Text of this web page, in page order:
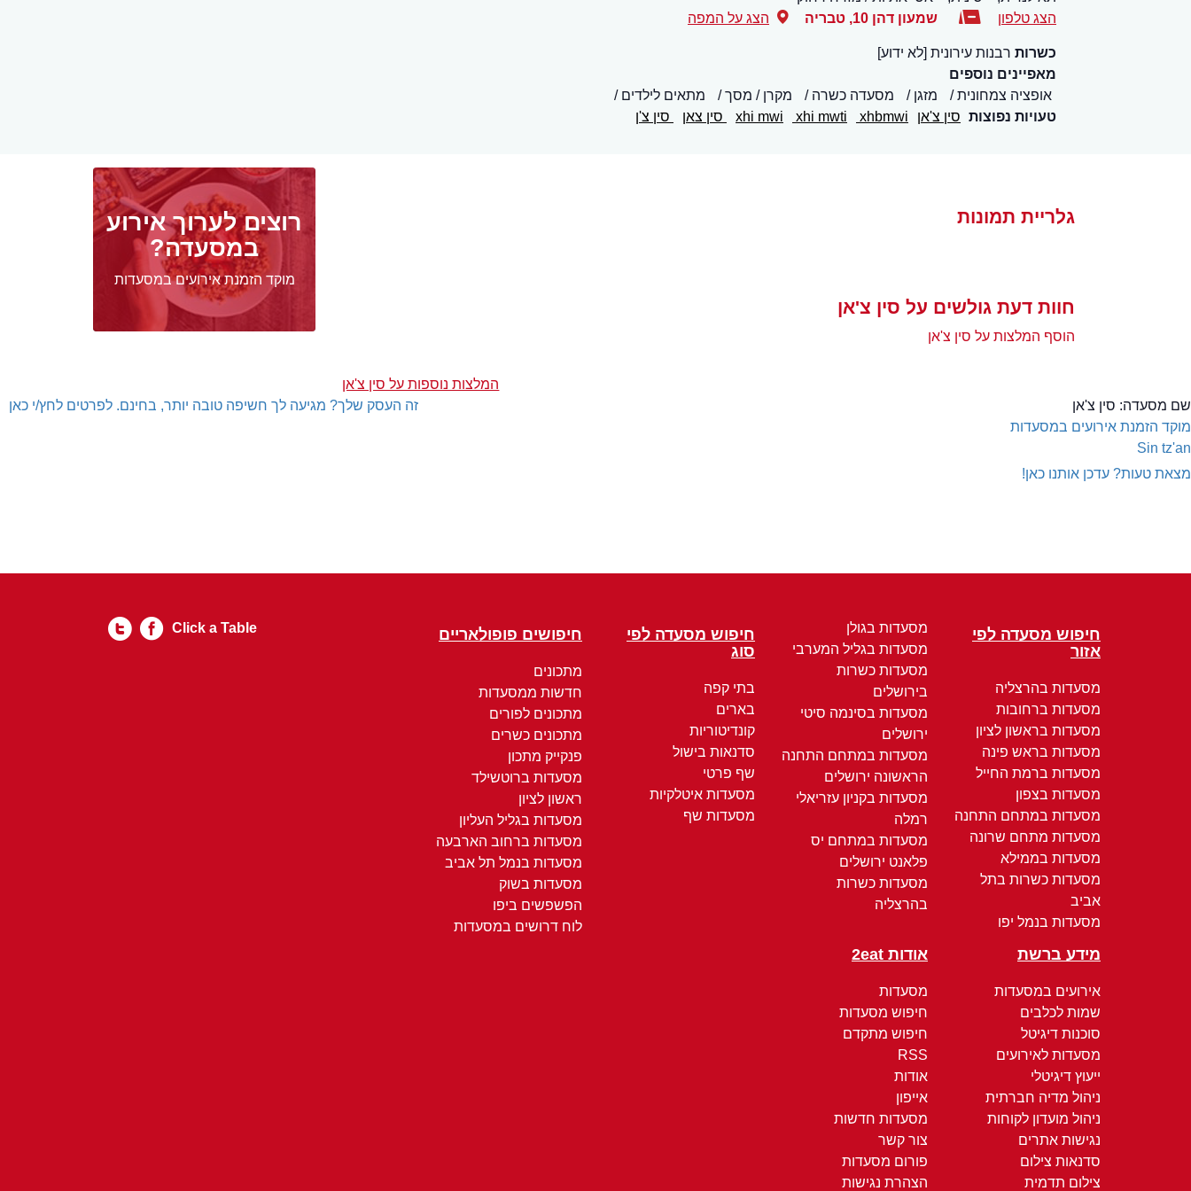
הצג טלפון
שמעון דהן 10 , טבריה הצג על המפה
כשרות רבנות עירונית [לא ידוע]
מאפיינים נוספים
אופציה צמחונית
מזגן מסעדה כשרה מקרן / מסך
מתאים לילדים
טעויות נפוצות סין צ'אן xhi mwi xhi mwti xhbmwi סין צאן סין צ'ן
גלריית תמונות
חוות דעת גולשים על סין צ'אן
הוסף המלצות על סין צ'אן
המלצות נוספות על סין צ'אן
רוצים לערוך אירוע
במסעדה?
מוקד הזמנת אירועים במסעדות
זה העסק שלך? מגיעה לך חשיפה טובה יותר, בחינם. לפרטים לחץ/י כאן שם מסעדה: סין צ'אן
מוקד הזמנת אירועים במסעדות
Sin tz'an
מצאת טעות? עדכן אותנו כאן!
חיפוש מסעדה לפי
אזור
מסעדות בהרצליה
מסעדות ברחובות
מסעדות בראשון לציון
מסעדות בראש פינה
מסעדות ברמת החייל
מסעדות בצפון
מסעדות במתחם התחנה
מסעדות מתחם שרונה
מסעדות בממילא
מסעדות כשרות בתל
אביב
מסעדות בנמל יפו
מסעדות בגולן
מסעדות בגליל המערבי
מסעדות כשרות
בירושלים
מסעדות בסינמה סיטי
ירושלים
מסעדות במתחם התחנה
הראשונה ירושלים
מסעדות בקניון עזריאלי
רמלה
מסעדות במתחם יס
פלאנט ירושלים
מסעדות כשרות
בהרצליה
חיפוש מסעדה לפי
סוג
בתי קפה
בארים
קונדיטוריות
סדנאות בישול
שף פרטי
מסעדות איטלקיות
מסעדות שף
חיפושים פופולאריים
מתכונים
חדשות ממסעדות
מתכונים לפורים
מתכונים כשרים
פנקייק מתכון
מסעדות ברוטשילד
ראשון לציון
מסעדות בגליל העליון
מסעדות ברחוב הארבעה
מסעדות בנמל תל אביב
מסעדות בשוק
הפשפשים ביפו
לוח דרושים במסעדות
מידע ברשת
אירועים במסעדות
שמות לכלבים
סוכנות דיגיטל
מסעדות לאירועים
ייעוץ דיגיטלי
ניהול מדיה חברתית
ניהול מועדון לקוחות
נגישות אתרים
סדנאות צילום
צילום תדמית
אודות 2eat
מסעדות
חיפוש מסעדות
חיפוש מתקדם
RSS
אודות
אייפון
מסעדות חדשות
צור קשר
פורום מסעדות
הצהרת נגישות
Click a Table